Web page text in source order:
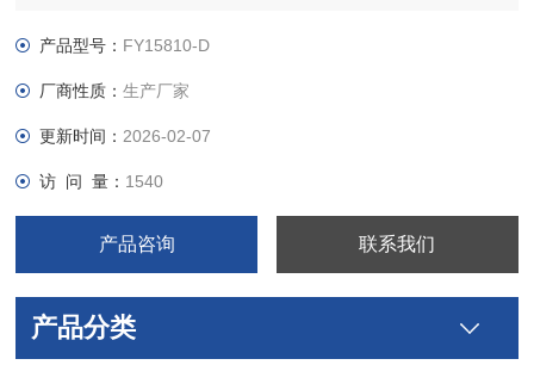
产品型号： FY15810-D
厂商性质：生产厂家
更新时间： 2026-02-07
访 问 量： 1540
产品咨询 联系我们
产品分类